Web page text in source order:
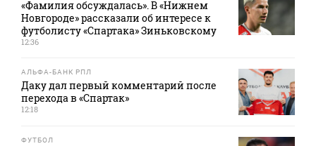
«Фамилия обсуждалась». В «Нижнем
Новгороде» рассказали об интересе к
футболисту «Спартака» Зиньковскому
12:36
АЛЬФА-БАНК РПЛ
Даку дал первый комментарий после
перехода в «Спартак»
12:18
ФУТБОЛ